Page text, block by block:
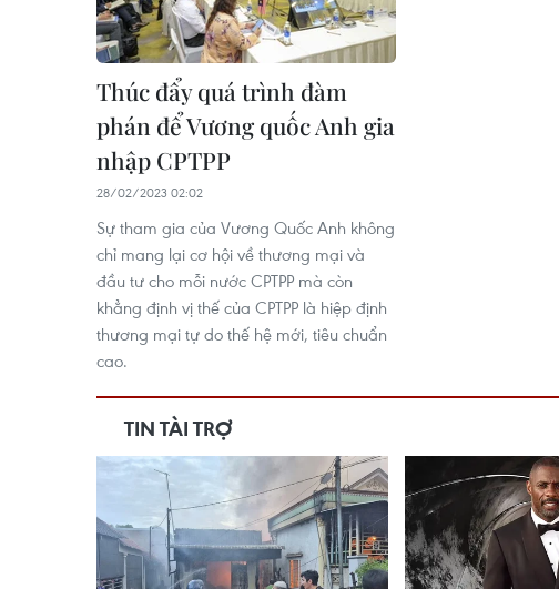
Thúc đẩy quá trình đàm
phán để Vương quốc Anh gia
nhập CPTPP
28/02/2023 02:02
Sự tham gia của Vương Quốc Anh không
chỉ mang lại cơ hội về thương mại và
đầu tư cho mỗi nước CPTPP mà còn
khẳng định vị thế của CPTPP là hiệp định
thương mại tự do thế hệ mới, tiêu chuẩn
cao.